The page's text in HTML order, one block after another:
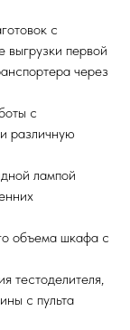
с
выгрузки первой
через
с
различную
лампой
объема шкафа с
тестоделителя,
с пульта